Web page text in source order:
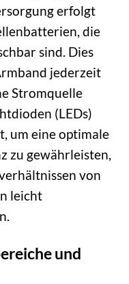
erfolgt
die
sind. Dies
jederzeit
Stromquelle
(LEDs)
um eine optimale
zu gewährleisten,
von
leicht
und